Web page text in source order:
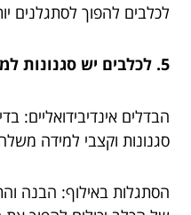
לכלבים להפוך לסתגלנים
5. לכלבים יש סגנונות למידה שונים
הבדלים אינדיבידואליים:
סגנונות וקצבי למידה
הסתגלות באילוף: הבנה